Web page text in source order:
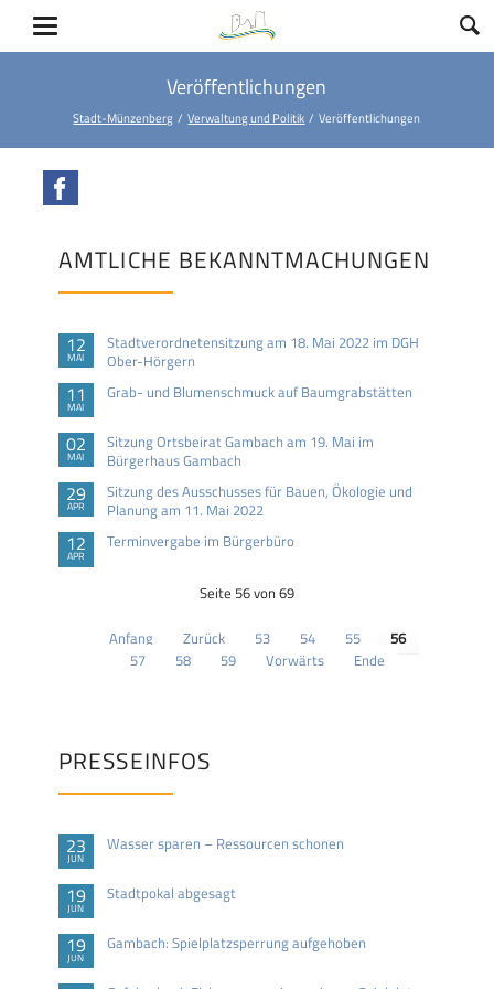
Veröffentlichungen
Stadt-Münzenberg Verwaltung und Politik Veröffentlichungen
AMTLICHE BEKANNTMACHUNGEN
12
MAI
Stadtverordnetensitzung am 18. Mai 2022 im DGH
Ober-Hörgern
11
MAI
Grab- und Blumenschmuck auf Baumgrabstätten
02
MAI
Sitzung Ortsbeirat Gambach am 19. Mai im
Bürgerhaus Gambach
29
APR
Sitzung des Ausschusses für Bauen, Ökologie und
Planung am 11. Mai 2022
12
APR
Terminvergabe im Bürgerbüro
Seite 56 von 69
Anfang Zurück 53 54 55
56
57
58 59 Vorwärts Ende
PRESSEINFOS
23
JUN
Wasser sparen – Ressourcen schonen
19
JUN
Stadtpokal abgesagt
19
JUN
Gambach: Spielplatzsperrung aufgehoben